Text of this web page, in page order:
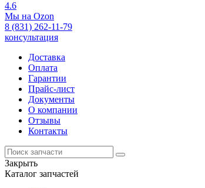
4.6
Мы на Ozon
8 (831) 262-11-79
консультация
Доставка
Оплата
Гарантии
Прайс-лист
Документы
О компании
Отзывы
Контакты
Закрыть
Каталог запчастей